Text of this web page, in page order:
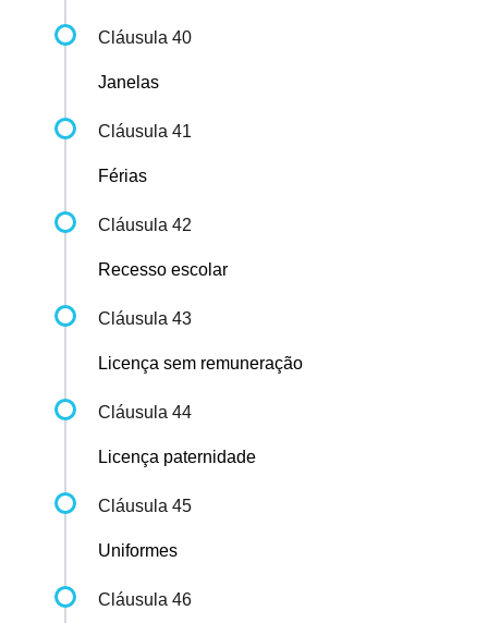
Cláusula 40
Janelas
Cláusula 41
Férias
Cláusula 42
Recesso escolar
Cláusula 43
Licença sem remuneração
Cláusula 44
Licença paternidade
Cláusula 45
Uniformes
Cláusula 46